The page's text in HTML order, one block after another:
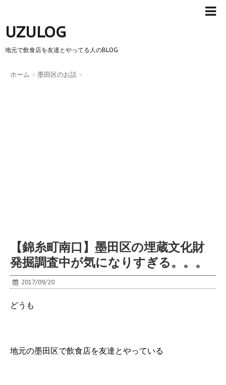
UZULOG
地元で飲食店を友達とやってる人のBLOG
ホーム > 墨田区のお話 >
【錦糸町南口】墨田区の埋蔵文化財
発掘調査中が気になりすぎる。。。
2017/09/20
どうも
地元の墨田区で飲食店を友達とやっている